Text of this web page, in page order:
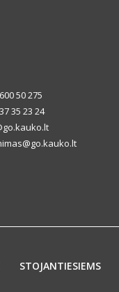
50 275
35 23 24
STOJANTIESIEMS